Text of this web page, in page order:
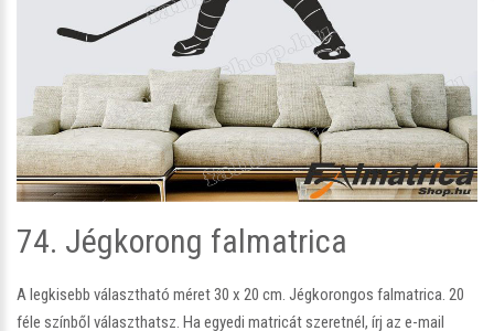
74. Jégkorong falmatrica
A legkisebb választható méret 30 x 20 cm. Jégkorongos falmatrica. 20
féle színből választhatsz. Ha egyedi matricát szeretnél, írj az e-mail